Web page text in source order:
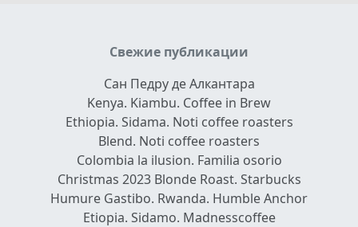
Свежие публикации
Сан Педру де Алкантара
Kenya. Kiambu. Coffee in Brew
Ethiopia. Sidama. Noti coffee roasters
Blend. Noti coffee roasters
Colombia la ilusion. Familia osorio
Christmas 2023 Blonde Roast. Starbucks
Humure Gastibo. Rwanda. Humble Anchor
Etiopia. Sidamo. Madnesscoffee